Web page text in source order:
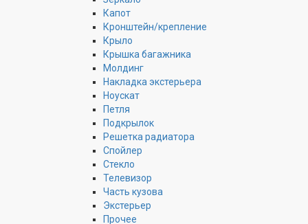
Капот
Кронштейн/крепление
Крыло
Крышка багажника
Молдинг
Накладка экстерьера
Ноускат
Петля
Подкрылок
Решетка радиатора
Спойлер
Стекло
Телевизор
Часть кузова
Экстерьер
Прочее